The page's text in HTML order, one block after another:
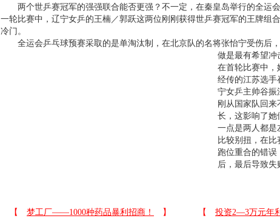
两个世乒赛冠军的强强联合能否更强？不一定，在秦皇岛举行的全运
一轮比赛中，辽宁女乒的王楠／郭跃这两位刚刚获得世乒赛冠军的王牌组
冷门。
全运会乒乓球预赛采取的是单淘汰制，在北京队的名将张怡宁受伤后
做是最有希望冲
在首轮比赛中，
经传的江苏选手
宁女乒主帅谷振
刚从国家队回来
长，这影响了她
一点是两人都是
比较别扭，在
跑位重合的错误
后，最后导致失